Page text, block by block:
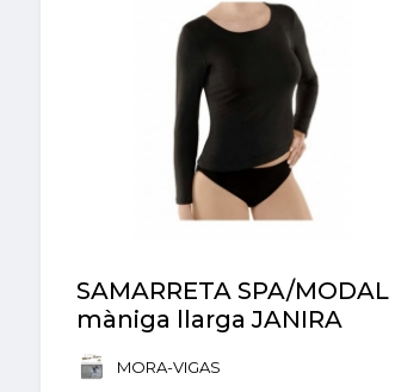
SAMARRETA SPA/MODAL
màniga llarga JANIRA
MORA-VIGAS